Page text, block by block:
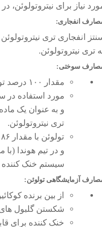
نیاز برای
انفجاری:
تری نیتروتولوئن.
سوختی:
مقدار ۱۰۰ درصد تولوئن به عنوان سوخت موتورهای دو زمانه و چهار زمانه استفاده می شود.
مورد استفاده در
و به عنوان یک
تری نیتروتولوئن.
و در تیم هوندا
سیستم خنک
آزمایشگاهی تولوئن:
از بین برنده
شکستن گلبول
خنک کننده برای